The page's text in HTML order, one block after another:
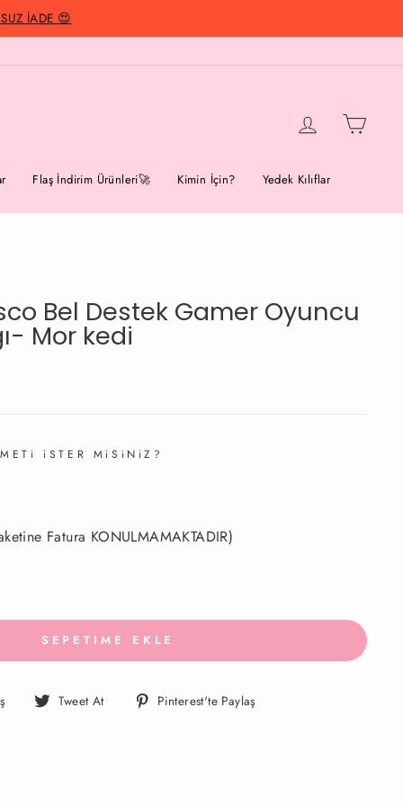
İADE 😍
Giriş Yap
Flaş İndirim Ürünleri🚀 Kimin İçin? Yedek Kılıflar
Bel Destek Gamer Oyuncu
Mor kedi
iSTER MiSiNiZ?
Fatura KONULMAMAKTADIR)
SEPETIME EKLE
Facebook'ta
Tweet At
Twitter'daPinterest'te Paylaş